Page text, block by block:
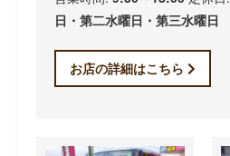
日・第二水曜日・第三水曜日
お店の詳細はこちら